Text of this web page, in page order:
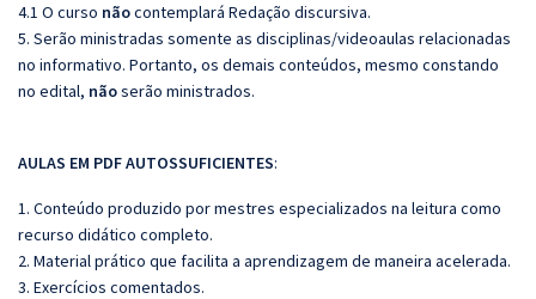
4.1 O curso nãocontemplará Redação discursiva.
5. Serão ministradas somente as disciplinas/videoaulas relacionadas
no informativo. Portanto, os demais conteúdos, mesmo constando
no edital, nãoserão ministrados.
AULAS EM PDF AUTOSSUFICIENTES:
1. Conteúdo produzido por mestres especializados na leitura como
recurso didático completo.
2. Material prático que facilita a aprendizagem de maneira acelerada.
3. Exercícios comentados.